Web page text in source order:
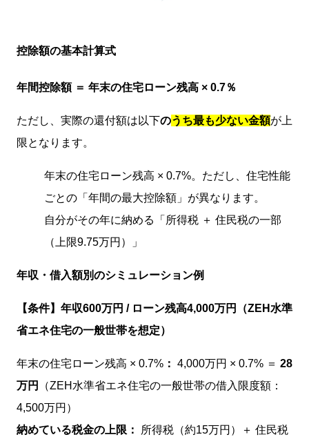
控除額の基本計算式
年間控除額 ＝ 年末の住宅ローン残高 × 0.7％
ただし、実際の還付額は以下のうち最も少ない金額が上
限となります。
年末の住宅ローン残高 × 0.7%。ただし、住宅性能
ごとの「年間の最大控除額」が異なります。
自分がその年に納める「所得税 ＋ 住民税の一部
（上限9.75万円）」
年収・借入額別のシミュレーション例
【条件】年収600万円 / ローン残高4,000万円（ZEH水準
省エネ住宅の一般世帯を想定）
年末の住宅ローン残高 × 0.7% ： 4,000万円 × 0.7% ＝ 28
万円
（ZEH水準省エネ住宅の一般世帯の借入限度額：
4,500万円）
納めている税金の上限：
所得税（約15万円）＋ 住民税